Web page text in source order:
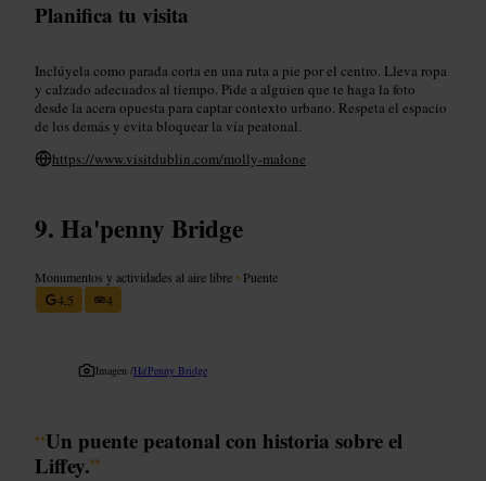
Planifica tu visita
Inclúyela como parada corta en una ruta a pie por el centro. Lleva ropa
y calzado adecuados al tiempo. Pide a alguien que te haga la foto
desde la acera opuesta para captar contexto urbano. Respeta el espacio
de los demás y evita bloquear la vía peatonal.
https://www.visitdublin.com/molly-malone
Ha'penny Bridge
Monumentos y actividades al aire libre • Puente
4,5
4
Imagen /Ha'Penny Bridge
“Un puente peatonal con historia sobre el
Liffey.”